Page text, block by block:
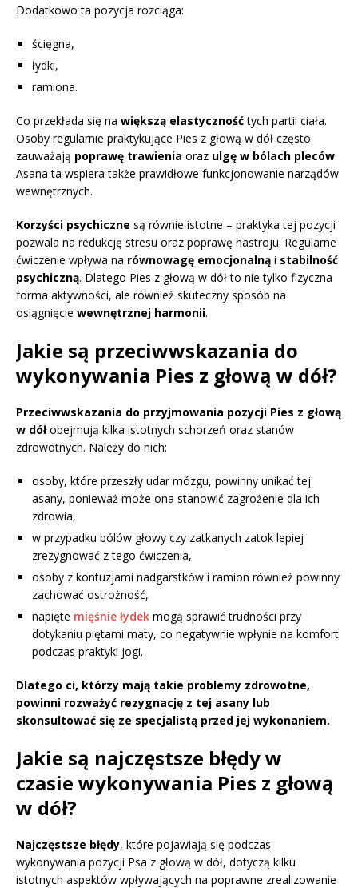
Dodatkowo ta pozycja rozciąga:
ścięgna,
łydki,
ramiona.
Co przekłada się na większą elastycznośćtych partii ciała.
Osoby regularnie praktykujące Pies z głową w dół często
zauważają poprawę trawienia oraz ulgę w bólach pleców.
Asana ta wspiera także prawidłowe funkcjonowanie narządów
wewnętrznych.
Korzyści psychiczne są równie istotne – praktyka tej pozycji
pozwala na redukcję stresu oraz poprawę nastroju. Regularne
ćwiczenie wpływa na równowagę emocjonalną i stabilność
psychiczną. Dlatego Pies z głową w dół to nie tylko fizyczna
forma aktywności, ale również skuteczny sposób na
osiągnięcie wewnętrznej harmonii.
Jakie są przeciwwskazania do
wykonywania Pies z głową w dół?
Przeciwwskazania do przyjmowania pozycji Pies z głową
w dółobejmują kilka istotnych schorzeń oraz stanów
zdrowotnych. Należy do nich:
osoby, które przeszły udar mózgu, powinny unikać tej
asany, ponieważ może ona stanowić zagrożenie dla ich
zdrowia,
w przypadku bólów głowy czy zatkanych zatok lepiej
zrezygnować z tego ćwiczenia,
osoby z kontuzjami nadgarstków i ramion również powinny
zachować ostrożność,
napięte mięśnie łydek mogą sprawić trudności przy
dotykaniu piętami maty, co negatywnie wpłynie na komfort
podczas praktyki jogi.
Dlatego ci, którzy mają takie problemy zdrowotne,
powinni rozważyć rezygnację z tej asany lub
skonsultować się ze specjalistą przed jej wykonaniem.
Jakie są najczęstsze błędy w
czasie wykonywania Pies z głową
w dół?
Najczęstsze błędy, które pojawiają się podczas
wykonywania pozycji Psa z głową w dół, dotyczą kilku
istotnych aspektów wpływających na poprawne zrealizowanie